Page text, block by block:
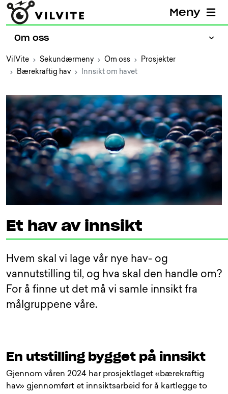
Meny
Om oss
Prosjekter
Aktuelt
Ansatte
Bærekraftig VilVite
Partnere
Eiere og styret
Kontakt oss
VilVite Sekundærmeny Om oss
Prosjekter
Bærekraftig hav
Innsikt om havet
Et hav av innsikt
Hvem skal vi lage vår nye hav- og
vannutstilling til, og hva skal den handle om?
For å finne ut det må vi samle innsikt fra
målgruppene våre.
En utstilling bygget på innsikt
Gjennom våren 2024 har prosjektlaget «bærekraftig
hav» gjennomført et innsiktsarbeid for å kartlegge to